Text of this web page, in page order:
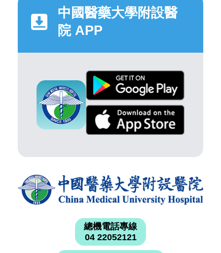
中國醫藥大學附設醫
院 APP
總機電話專線
04 22052121